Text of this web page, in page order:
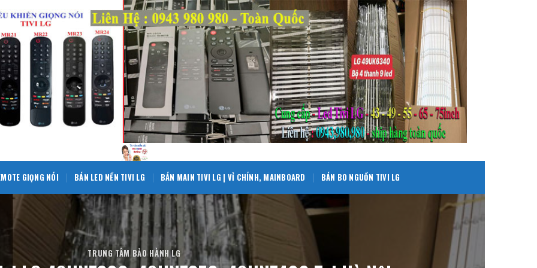
GIỌNG NÓI BÁN LED NỀN TIVI LG BÁN MAIN TIVI LG | VỈ CHÍNH, MAINBOARD BÁN BO NGUỒN TIVI LG
TRUNG TÂM BẢO HÀNH LG